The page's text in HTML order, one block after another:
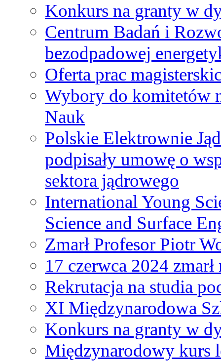
Konkurs na granty w
Centrum Badań i
bezodpadowej
Oferta prac
Wybory do komitetów
Nauk
Polskie Elektrownie
podpisały umowę o
sektora jądrowego
International Young
Science and Surface
Zmarł Profesor Piotr
17 czerwca 2024
Rekrutacja na studia
XI Międzynarodowa
Konkurs na granty w
Międzynarodowy kurs